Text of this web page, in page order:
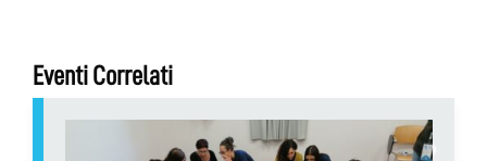
Eventi Correlati